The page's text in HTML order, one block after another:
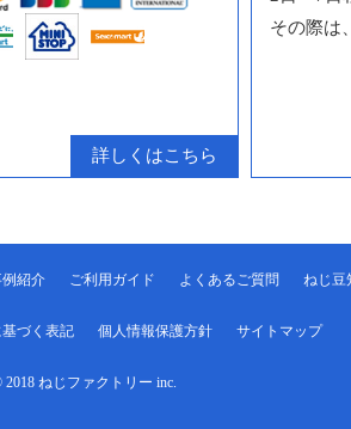
詳しくはこちら
その際は
紹介 ご利用ガイド よくあるご質問 ねじ豆
づく表記 個人情報保護方針 サイトマップ
2018 ねじファクトリー inc.